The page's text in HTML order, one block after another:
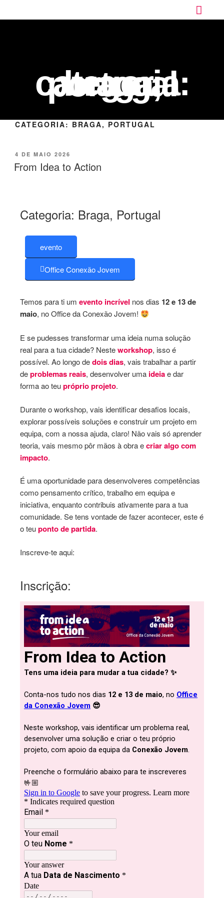
categoria:
braga, portugal
CATEGORIA: BRAGA, PORTUGAL
4 DE MAIO 2026
From Idea to Action
Categoria: Braga, Portugal
evento
Office Conexão Jovem
Temos para ti um evento incrível nos dias 12 e 13 de
maio, no Office da Conexão Jovem!
E se pudesses transformar uma ideia numa solução
real para a tua cidade? Nesteworkshop, isso é
possível. Ao longo dedois dias, vais trabalhar a partir
deproblemas reais, desenvolver uma ideiae dar
forma ao teupróprio projeto.
Durante o workshop, vais identificar desafios locais,
explorar possíveis soluções e construir um projeto em
equipa, com a nossa ajuda, claro! Não vais só aprender
teoria, vais mesmo pôr mãos à obra ecriar algo com
impacto.
É uma oportunidade para desenvolveres competências
como pensamento crítico, trabalho em equipa e
iniciativa, enquanto contribuis ativamente para a tua
comunidade. Se tens vontade de fazer acontecer, este é
o teuponto de partida.
Inscreve-te aqui:
Inscrição: